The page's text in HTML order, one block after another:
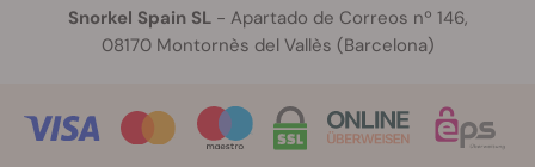
Snorkel Spain SL- Apartado de Correos nº 146,
08170 Montornès del Vallès (Barcelona)